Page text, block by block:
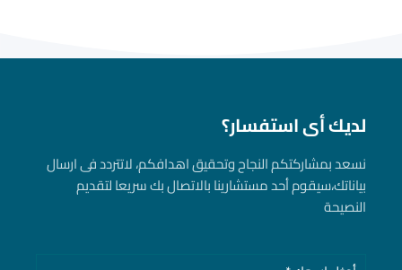
لديك أى استفسار؟
نسعد بمشاركتكم النجاح وتحقيق اهدافكم، لاتتردد فى ارسال
بياناتك، سيقوم أحد مستشارينا بالاتصال بك سريعا لتقديم
النصيحة